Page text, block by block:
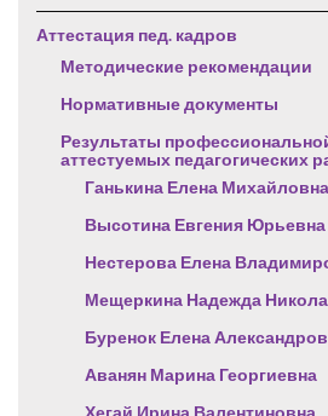
Аттестация пед. кадров
Методические рекомендации
Нормативные документы
Результаты
аттестуемых педагогических
Ганькина Елена Михайловна
Высотина Евгения Юрьевна
Нестерова Елена
Мещеркина Надежда
Буренок Елена
Аванян Марина Георгиевна
Хегай Ирина Валентиновна